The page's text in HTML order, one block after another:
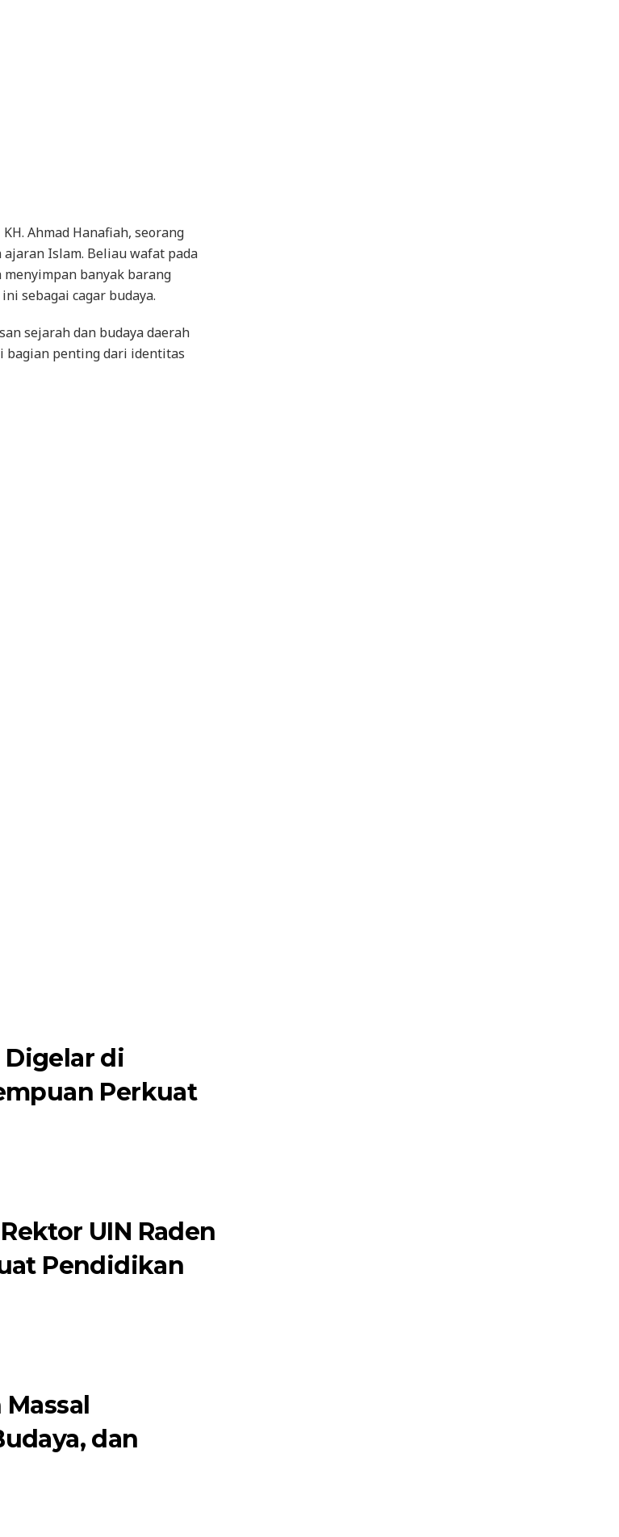
Ahmad Hanafiah, seorang
Islam. Beliau wafat pada
banyak barang
sebagai cagar budaya.
sejarah dan budaya daerah
bagian penting dari identitas
Digelar di
Perkuat
UIN Raden
Pendidikan
dan